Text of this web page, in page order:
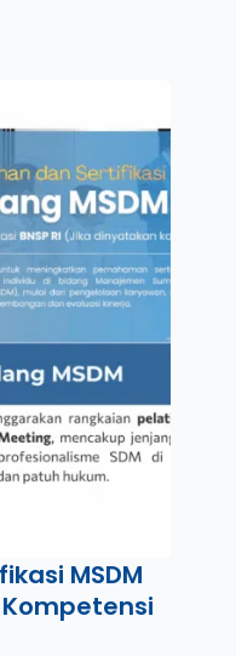
MSDM
Kompetensi